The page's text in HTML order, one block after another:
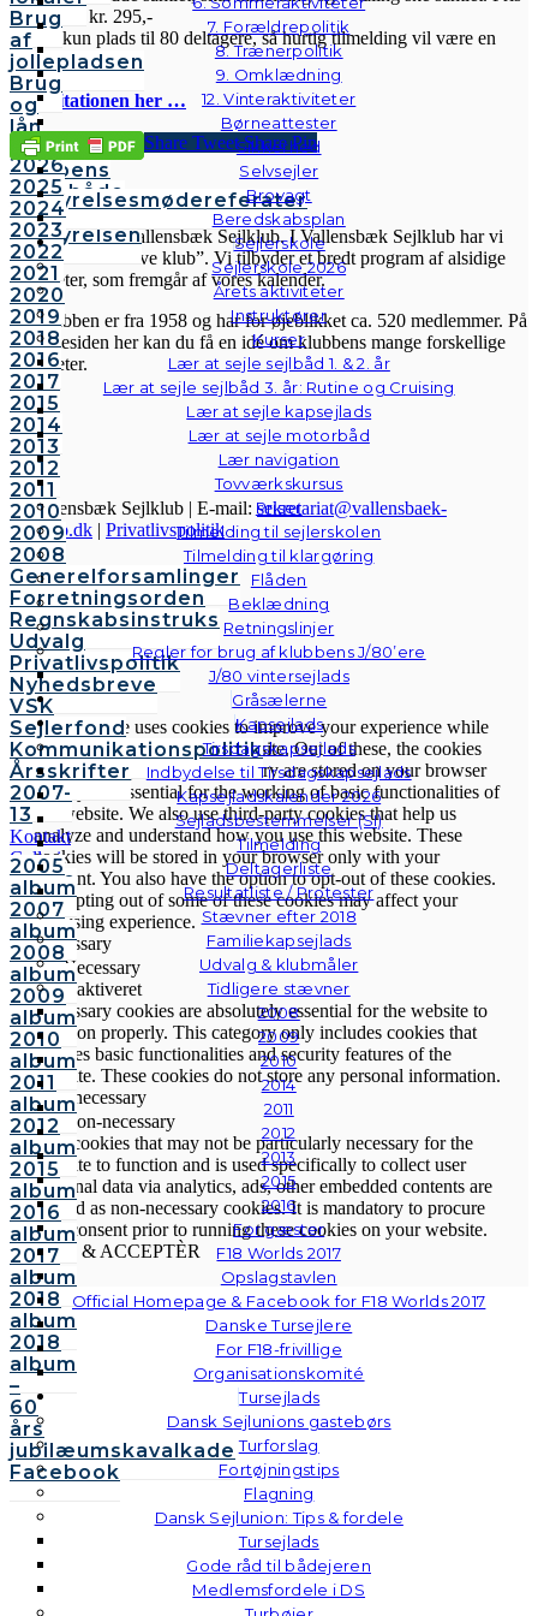
7. Forældrepolitik
8. Trænerpolitik
9. Omklædning
12. Vinteraktiviteter
Børneattester
Sikkerhed
Selvsejler
Brovagt
Beredskabsplan
Sejlerskole
Sejlerskole 2026
Årets aktiviteter
Instruktører
Kurser
Lær at sejle sejlbåd 1. & 2. år
Lær at sejle sejlbåd 3. år: Rutine og Cruising
Lær at sejle kapsejlads
Lær at sejle motorbåd
Lær navigation
Tovværkskursus
Priser
Tilmelding til sejlerskolen
Tilmelding til klargøring
Flåden
Beklædning
Retningslinjer
Regler for brug af klubbens J/80’ere
J/80 vintersejlads
Gråsælerne
Kapsejlads
Tirsdagskapsejlads
Indbydelse til Tirsdagskapsejlads
Kapsejladskalender 2026
Sejladsbestemmelser (SI)
Tilmelding
Deltagerliste
Resultatliste / Protester
Stævner efter 2018
Familiekapsejlads
Udvalg & klubmåler
Tidligere stævner
2008
2009
2010
2014
2011
2012
2013
2015
2016
For gæster
F18 Worlds 2017
Opslagstavlen
Official Homepage & Facebook for F18 Worlds 2017
Danske Tursejlere
For F18-frivillige
Organisationskomité
Tursejlads
Dansk Sejlunions gastebørs
Turforslag
Fortøjningstips
Flagning
Dansk Sejlunion: Tips & fordele
Tursejlads
Gode råd til bådejeren
Medlemsfordele i DS
Brug
af
jollepladsen
Brug
og
lån
af
klubbens
følgebåde
Vedtægter
Bestyrelsen
Bestyrelsesmødereferater
2026
2025
2024
2023
2022
2021
2020
2019
2018
2016
2017
2015
2014
2013
2012
2011
2010
2009
2008
Generelforsamlinger
Forretningsorden
Regnskabsinstruks
Udvalg
Privatlivspolitik
Nyhedsbreve
VSK
Sejlerfond
Kommunikationspolitik
Årsskrifter
2007-
13
Kontakt
Galleri
Andre
fotos
2005
album
2007
album
2008
album
2009
album
2010
album
2011
album
2012
album
2015
album
2016
album
2017
album
2018
album
2018
album
–
60
års
jubilæumskavalkade
Facebook
pr. person kr. 295,-
Der er kun plads til 80 deltagere, så hurtig tilmelding vil være en
god idé.
Se invitationen her …
Share Tweet Share Pin
VSK
Velkommen til Vallensbæk Sejlklub. I Vallensbæk Sejlklub har vi
mottoet “den aktive klub”. Vi tilbyder et bredt program af alsidige
aktiviteter, som fremgår af vores kalender.
Sejlklubben er fra 1958 og har for øjeblikket ca. 520 medlemmer. På
hjemmesiden her kan du få en idé om klubbens mange forskellige
aktiviteter.
© Vallensbæk Sejlklub | E-mail: sekretariat@vallensbaek-
sejlklub.dk | Privatlivspolitik
Luk
Privacy Overview
This website uses cookies to improve your experience while
you navigate through the website. Out of these, the cookies
that are categorized as necessary are stored on your browser
as they are essential for the working of basic functionalities of
the website. We also use third-party cookies that help us
analyze and understand how you use this website. These
cookies will be stored in your browser only with your
consent. You also have the option to opt-out of these cookies.
But opting out of some of these cookies may affect your
browsing experience.
Necessary
Necessary
Altid aktiveret
Necessary cookies are absolutely essential for the website to
function properly. This category only includes cookies that
ensures basic functionalities and security features of the
website. These cookies do not store any personal information.
Non-necessary
Non-necessary
Any cookies that may not be particularly necessary for the
website to function and is used specifically to collect user
personal data via analytics, ads, other embedded contents are
termed as non-necessary cookies. It is mandatory to procure
user consent prior to running these cookies on your website.
GEM & ACCEPTÈR